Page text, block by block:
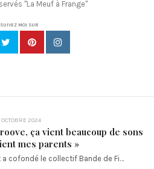
"La Meuf à Frange"
SUIVEZ MOI SUR
OCTOBRE 2024
ça vient beaucoup de sons
mes parents »
a cofondé le collectif Bande de Fi…